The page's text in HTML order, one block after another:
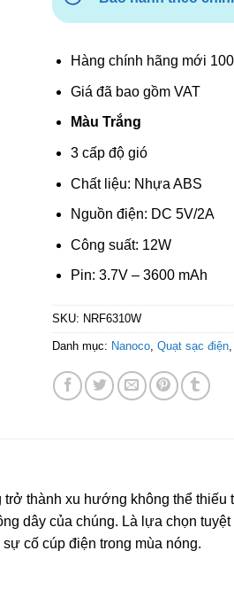
Hàng chính hãng mới
Giá đã bao gồm VAT
Màu Trắng
3 cấp độ gió
Chất liệu: Nhựa ABS
Nguồn điện: DC 5V/2A
Công suất: 12W
Pin: 3.7V – 3600 mAh
SKU: NRF6310W
Danh mục: Nanoco, Quạt sạc điện,
thành xu hướng không thể thiếu
dây của chúng. Là lựa chọn
cố cúp điện trong mùa nóng.